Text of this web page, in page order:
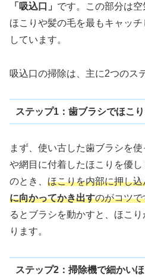
「吸込口」 です。この部分は
ほこりや髪の毛を最もキャッ
しています。
吸込口の掃除は、主に2つのス
ステップ1：歯ブラシでほこ
まず、使い古した歯ブラシを
や網目に付着したほこりを優
のとき、 ほこりを内部に押し
に向かってかき出すのがコツで
るとブラシを動かすと、ほこ
ります。
ステップ2：掃除機で細かい